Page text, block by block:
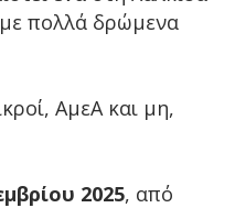
πολλά δρώμενα
ΑμεΑ και μη,
2025, από